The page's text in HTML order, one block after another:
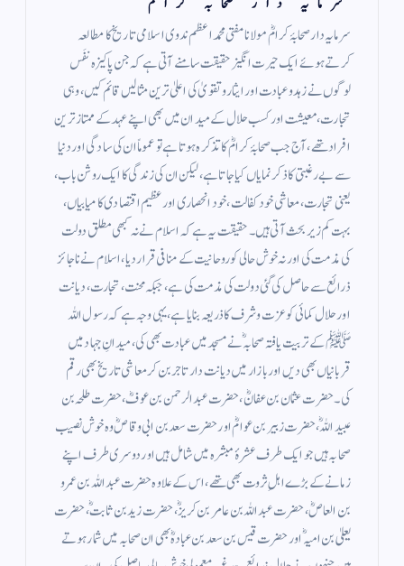
سرمایہ دار صحابۂ کرامؓ مولانا مفتی محمد اعظم ندوی اسلامی تاریخ کا مطالعہ
کرتے ہوئے ایک حیرت انگیز حقیقت سامنے آتی ہے کہ جن پاکیزہ نفَس
لوگوں نے زہد وعبادت اور ایثار وتقویٰ کی اعلیٰ ترین مثالیں قائم کیں، وہی
تجارت، معیشت اور کسب حلال کے میدان میں بھی اپنے عہد کے ممتاز ترین
افراد تھے، آج جب صحابۂ کرامؓ کا تذکرہ ہوتا ہے تو عموماً ان کی سادگی اور دنیا
سے بے رغبتی کا ذکر نمایاں کیا جاتا ہے، لیکن ان کی زندگی کا ایک روشن باب،
یعنی تجارت، معاشی خود کفالت، خود انحصاری اور عظیم اقتصادی کامیابیاں،
بہت کم زیر بحث آتی ہیں۔ حقیقت یہ ہے کہ اسلام نے نہ کبھی مطلق دولت
کی مذمت کی اور نہ خوش حالی کو روحانیت کے منافی قرار دیا، اسلام نے ناجائز
ذرائع سے حاصل کی گئی دولت کی مذمت کی ہے، جبکہ محنت، تجارت، دیانت
اور حلال کمائی کو عزت وشرف کا ذریعہ بنایا ہے، یہی وجہ ہے کہ رسول اللہ
ﷺ کے تربیت یافتہ صحابہؓ نے مسجد میں عبادت بھی کی، میدانِ جہاد میں
قربانیاں بھی دیں اور بازار میں دیانت دار تاجر بن کر معاشی تاریخ بھی رقم
کی۔ حضرت عثمان بن عفانؓ، حضرت عبدالرحمن بن عوفؓ، حضرت طلحہ بن
عبیداللہؓ، حضرت زبیر بن عوامؓ اور حضرت سعد بن ابی وقاصؓ وہ خوش نصیب
صحابہ ہیں جو ایک طرف عشرۂ مبشرہ میں شامل ہیں اور دوسری طرف اپنے
زمانے کے بڑے اہلِ ثروت بھی تھے، اس کے علاوہ حضرت عبداللہ بن عمرو
بن العاصؓ، حضرت عبداللہ بن عامر بن کریزؓ، حضرت زید بن ثابتؓ، حضرت
یعلیٰ بن امیہؓ اور حضرت قیس بن سعد بن عبادہؓ بھی ان صحابہ میں شمار ہوتے